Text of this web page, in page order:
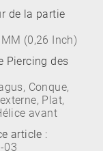
de la partie
(0,26 Inch)
Piercing des
Conque,
Plat,
avant
article :
03